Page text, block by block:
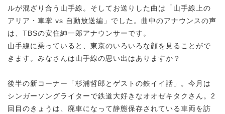
ルが混ざり合う山手線。そしてお送りした曲は「山手線上の
アリア・車掌 vs 自動放送編」でした。曲中のアナウンスの声
は、TBSの安住紳一郎アナウンサーです。
山手線に乗っていると、東京のいろいろな顔を見ることがで
きます。みなさんは山手線の思い出はありますか？
後半の新コーナー「杉浦哲郎とゲストの鉄イイ話」。今月は
シンガーソングライターで鉄道大好きなオオゼキタクさん。2
回目のきょうは、廃車になって静態保存されている車両を訪